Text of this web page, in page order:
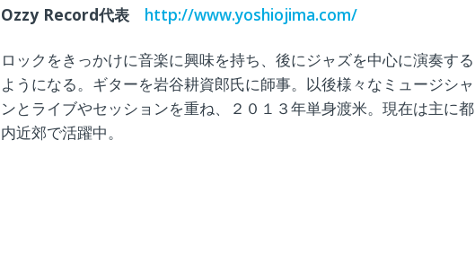
Ozzy Record代表 http://www.yoshiojima.com/
ロックをきっかけに音楽に興味を持ち、後にジャズを中心に演奏する
ようになる。ギターを岩谷耕資郎氏に師事。以後様々なミュージシャ
ンとライブやセッションを重ね、２０１３年単身渡米。現在は主に都
内近郊で活躍中。